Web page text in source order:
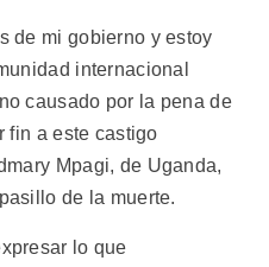
de mi gobierno y estoy
internacional
causado por la pena de
fin a este castigo
Mpagi, de Uganda,
de la muerte.
lo que